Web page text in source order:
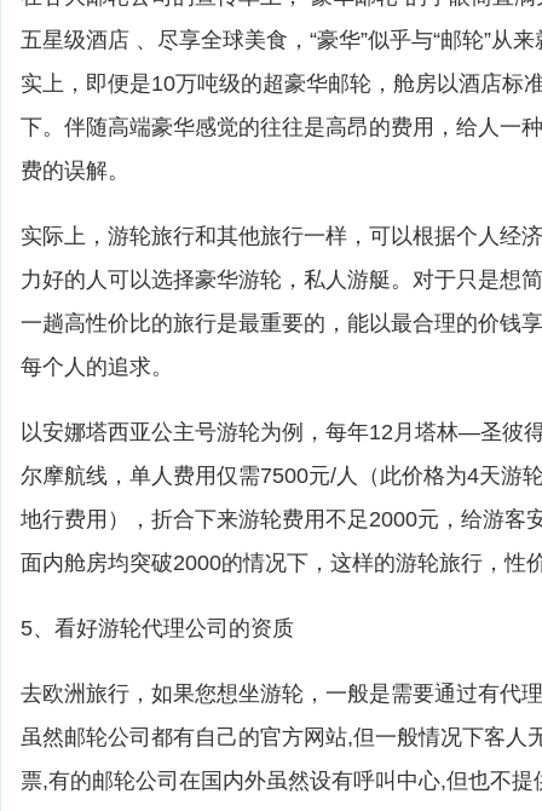
五星级酒店 、尽享全球美食，“豪华”似乎与“邮轮”从
实上，即便是10万吨级的超豪华邮轮，舱房以酒店标
下。伴随高端豪华感觉的往往是高昂的费用，给人一
费的误解。
实际上，游轮旅行和其他旅行一样，可以根据个人经
力好的人可以选择豪华游轮，私人游艇。对于只是想
一趟高性价比的旅行是最重要的，能以最合理的价钱
每个人的追求。
以安娜塔西亚公主号游轮为例，每年12月塔林—圣
尔摩航线，单人费用仅需7500元/人（此价格为4天游
地行费用），折合下来游轮费用不足2000元，给游客
面内舱房均突破2000的情况下，这样的游轮旅行，性
5、看好游轮代理公司的资质
去欧洲旅行，如果您想坐游轮，一般是需要通过有代
虽然邮轮公司都有自己的官方网站,但一般情况下客人
票,有的邮轮公司在国内外虽然设有呼叫中心,但也不